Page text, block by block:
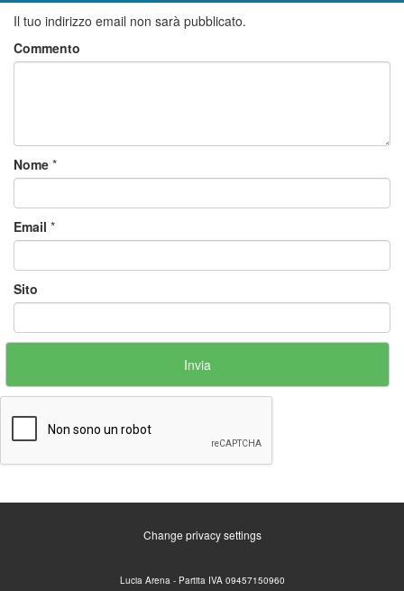
Il tuo indirizzo email non sarà pubblicato.
Commento
Nome *
Email *
Sito
Change privacy settings
Lucia Arena - Partita IVA 09457150960